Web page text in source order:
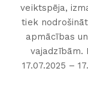
veiktspēja,
tiek
apmācības
vajadzībām.
17.07.2025 –